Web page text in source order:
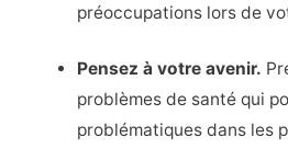
préoccupations lors de
Pensez à votre avenir.
problèmes de santé qui
problématiques dans les